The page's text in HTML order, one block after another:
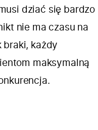
dziać się bardzo
nie ma czasu na
braki, każdy
maksymalną